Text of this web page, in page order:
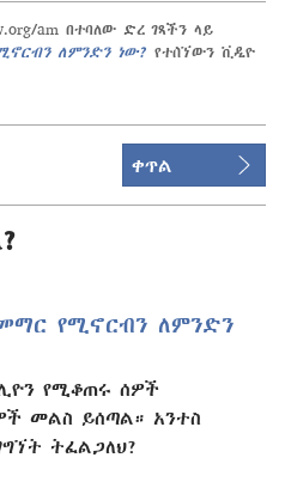
am በተባለው ድረ ገጻችን ላይ
ለምንድን ነው? የተሰኘውን ቪዲዮ
ቀጥል
የሚኖርብን ለምንድን
የሚቆጠሩ ሰዎች
መልስ ይሰጣል። አንተስ
ትፈልጋለህ?